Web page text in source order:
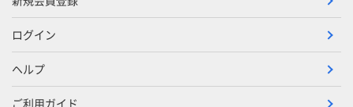
ログイン
ヘルプ
ご利用ガイド